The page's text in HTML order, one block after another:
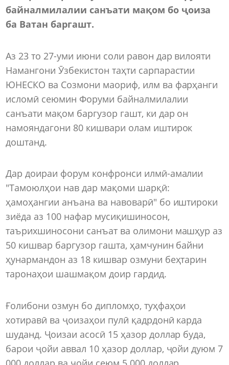
байналмилалии санъати мақом бо ҷоиза
ба Ватан баргашт.
Аз 23 то 27-уми июни соли равон дар вилояти
Намангони Ӯзбекистон таҳти сарпарастии
ЮНЕСКО ва Созмони маориф, илм ва фарҳанги
исломӣ сеюмин Форуми байналмилалии
санъати мақом баргузор гашт, ки дар он
намояндагони 80 кишвари олам иштирок
доштанд.
Дар доираи форум конфронси илмӣ-амалии
"Тамоюлҳои нав дар мақоми шарқӣ:
ҳамоҳангии анъана ва навоварӣ" бо иштироки
зиёда аз 100 нафар мусиқишиносон,
таърихшиносони санъат ва олимони машҳур аз
50 кишвар баргузор гашта, ҳамчунин байни
ҳунармандон аз 18 кишвар озмуни беҳтарин
таронаҳои шашмақом доир гардид.
Ғолибони озмун бо дипломҳо, туҳфаҳои
хотиравӣ ва ҷоизаҳои пулӣ қадрдонӣ карда
шуданд. Ҷоизаи асосӣ 15 ҳазор доллар буда,
барои ҷойи аввал 10 ҳазор доллар, ҷойи дуюм 7